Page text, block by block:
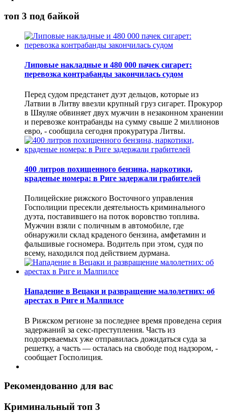
топ 3 под байкой
Липовые накладные и 480 000 пачек сигарет:
перевозка контрабанды закончилась судом
Перед судом предстанет дуэт дельцов, которые из
Латвии в Литву ввезли крупный груз сигарет. Прокурор
в Шяуляе обвиняет двух мужчин в незаконном хранении
и перевозке контрабанды на сумму свыше 2 миллионов
евро, - сообщила сегодня прокуратура Литвы.
400 литров похищенного бензина, наркотики,
краденые номера: в Риге задержали грабителей
Полицейские рижского Восточного управления
Госполиции пресекли деятельность криминального
дуэта, поставившего на поток воровство топлива.
Мужчин взяли с поличным в автомобиле, где
обнаружили склад краденого бензина, амфетамин и
фальшивые госномера. Водитель при этом, судя по
всему, находился под действием дурмана.
Нападение в Вецаки и развращение малолетних: об
арестах в Риге и Малпилсе
В Рижском регионе за последнее время проведена серия
задержаний за секс-преступления. Часть из
подозреваемых уже отправилась дожидаться суда за
решетку, а часть — осталась на свободе под надзором, -
сообщает Госполиция.
Рекомендованно для вас
Криминальный топ 3